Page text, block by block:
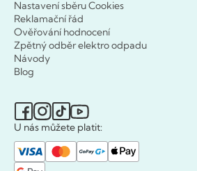
Nastavení sběru Cookies
Reklamační řád
Ověřování hodnocení
Zpětný odběr elektro odpadu
Návody
Blog
U nás můžete platit: